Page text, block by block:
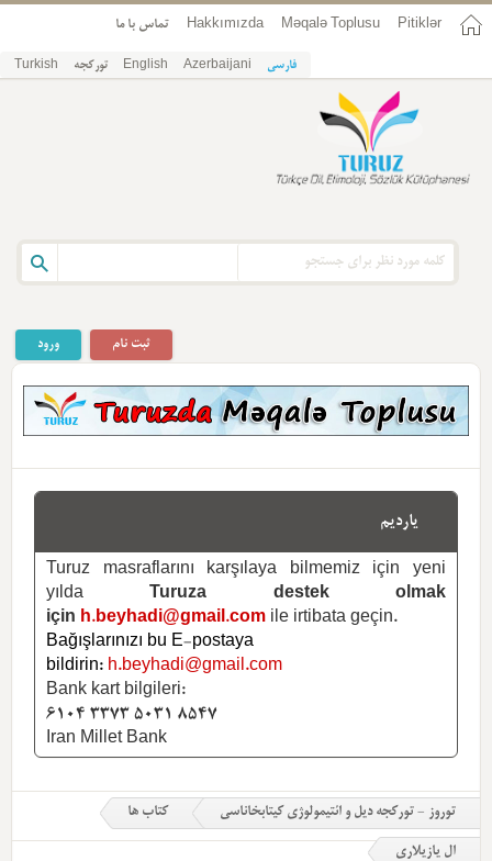
Pitiklər
Məqalə Toplusu
Hakkımızda تماس با ما
فارسی Azerbaijani
English تورکجه Turkish
ورود ثبت نام
یاردیم
Turuz masraflarını karşılaya bilmemiz için yeni
yılda
Turuza destek olmak
için h.beyhadi@gmail.com ile irtibata geçin.
Bağışlarınızı bu E-postaya
bildirin: h.beyhadi@gmail.com
Bank kart bilgileri:
6104 3373 5031 8547
Iran Millet Bank
توروز - تورکجه دیل و ائتیمولوژی کیتابخاناسی کتاب ها
ال یازیلاری